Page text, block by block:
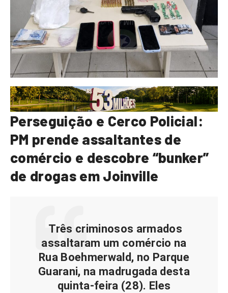
Perseguição e Cerco Policial:
PM prende assaltantes de
comércio e descobre “bunker”
de drogas em Joinville
Três criminosos armados
assaltaram um comércio na
Rua Boehmerwald, no Parque
Guarani, na madrugada desta
quinta-feira (28). Eles